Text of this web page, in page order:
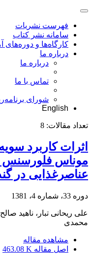
فهرست نشریات
سامانه نشر کتاب
کارگاه‌ها و
درباره ما
درباره ما
تماس با ما
شورای
English
تعداد مقالات: 8
اثرات کاربرد
موناس فلورسنس
عناصرغذایی در
دوره 33، شماره 4، 1381
علی ریحانی تبار، ناهید
محمدی
مشاهده مقاله
اصل مقاله 463.08 K